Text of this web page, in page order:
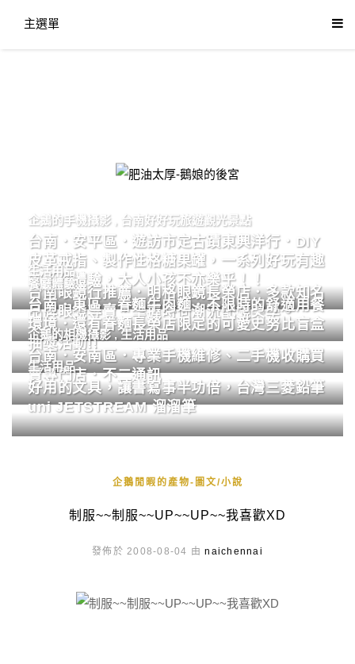
主選單
肥油太厚-鵝娘的後宮
企鵝的手機攝影 台南好好玩旅遊觀光景點
台南．安平區．遊訪市定古蹟東興洋行．DIY
皮革戒指、製作性格糖果罐，一系列好玩有趣
的手作體驗，大人小孩不亦樂乎！！
生活用品
台南眼鏡行推薦．明格眼鏡長榮店．多款知名
品牌眼鏡專賣．掌握時尚潮流配鏡美學。
餐廳體驗
台南．東區．眷麵牛肉麵．不限時的舒適用餐
環境．還有眷麵長榮店限定的可愛史努比盲盒
抽獎活動!!
企鵝的相機攝影,生活用品
台南．安南區．專業手機維修、二手機收購買
賣專門店．不二通訊
生活用品
好用的文具，讓書寫事半功倍，台灣三菱鉛筆
uni JETSTREAM 溜溜筆
企鵝閒暇的產物-圖文/小說
制服~~制服~~UP~~UP~~我喜歡XD
發佈於 2008-08-04 由naichennai